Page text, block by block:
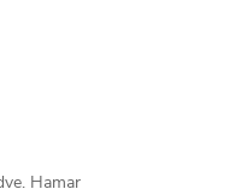
Hamar